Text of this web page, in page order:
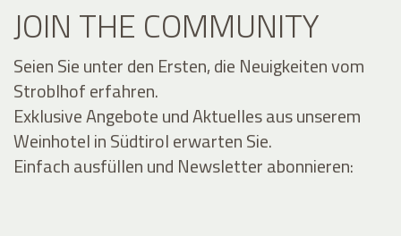
JOIN THE COMMUNITY
Seien Sie unter den Ersten, die Neuigkeiten vom
Stroblhof erfahren.
Exklusive Angebote und Aktuelles aus unserem
Weinhotel in Südtirol erwarten Sie.
Einfach ausfüllen und Newsletter abonnieren: